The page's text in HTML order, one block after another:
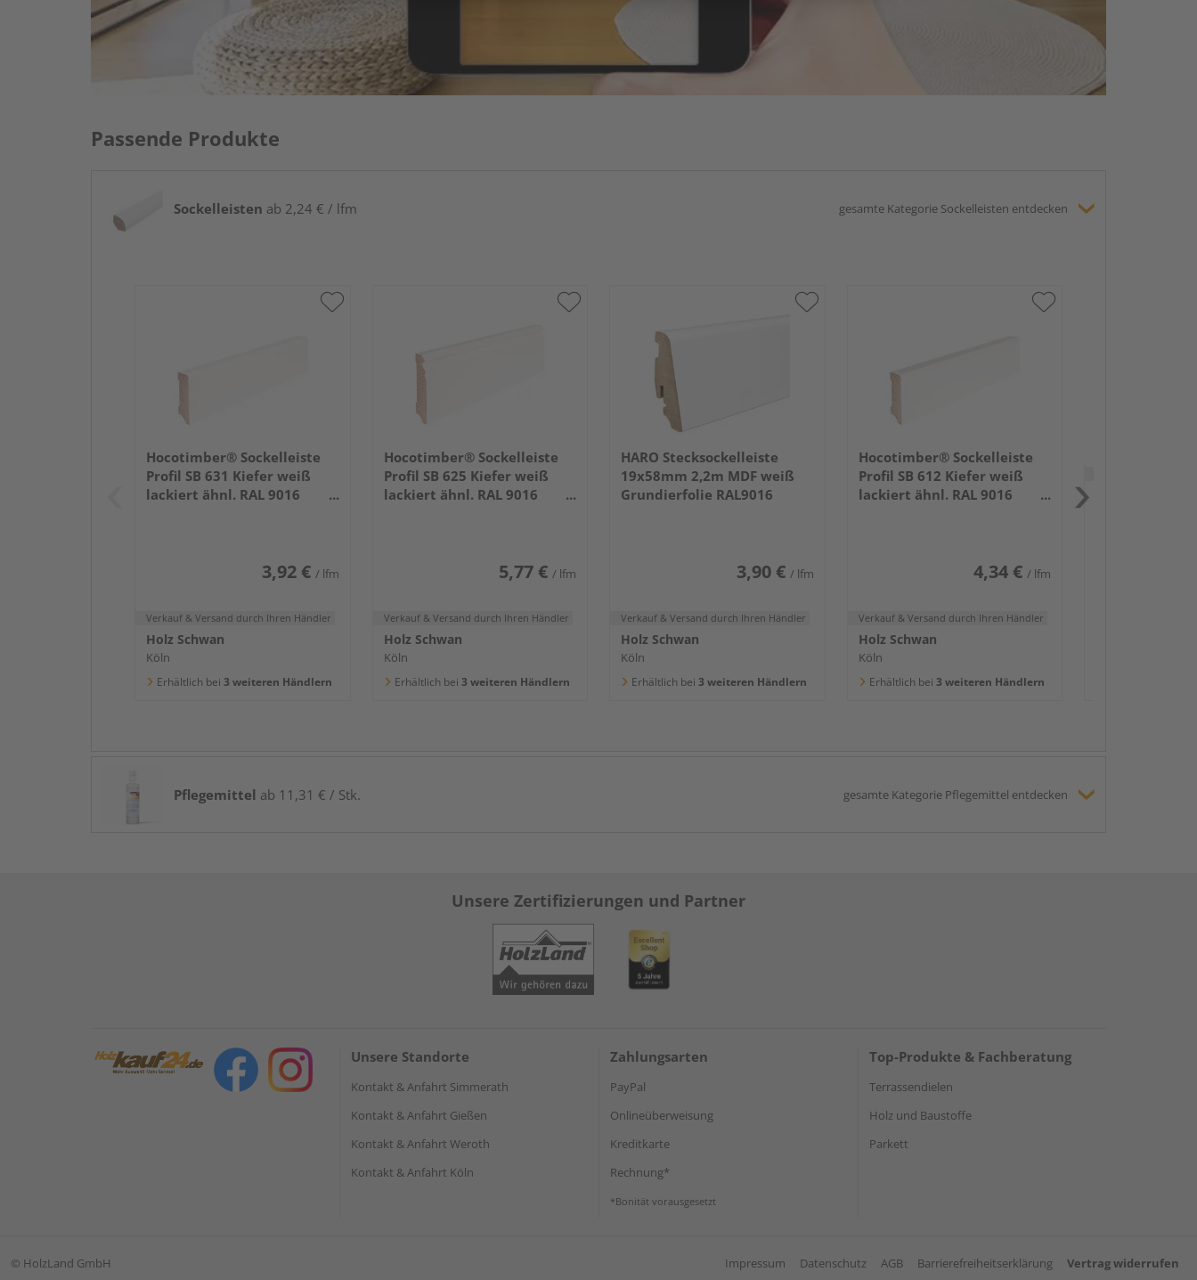
Passende Produkte
Sockelleisten ab 2,24 € / lfm gesamte Kategorie Sockelleisten entdecken
Hocotimber® Sockelleiste
Profil SB 631 Kiefer weiß
lackiert ähnl. RAL 9016
3,92 € / lfm
Verkauf & Versand durch Ihren Händler
Holz Schwan
Köln
Erhältlich bei 3 weiteren Händlern
Hocotimber® Sockelleiste
Profil SB 625 Kiefer weiß
lackiert ähnl. RAL 9016
5,77 € / lfm
Verkauf & Versand durch Ihren Händler
Holz Schwan
Köln
Erhältlich bei 3 weiteren Händlern
HARO Stecksockelleiste
19x58mm 2,2m MDF weiß
Grundierfolie RAL9016
3,90 € / lfm
Verkauf & Versand durch Ihren Händler
Holz Schwan
Köln
Erhältlich bei 3 weiteren Händlern
Hocotimber® Sockelleiste
Profil SB 612 Kiefer weiß
lackiert ähnl. RAL 9016
4,34 € / lfm
Verkauf & Versand durch Ihren Händler
Holz Schwan
Köln
Erhältlich bei 3 weiteren Händlern
Pflegemittel ab 11,31 € / Stk. gesamte Kategorie Pflegemittel entdecken
Unsere Zertifizierungen und Partner
Unsere Standorte
Kontakt & Anfahrt Simmerath
Kontakt & Anfahrt Gießen
Kontakt & Anfahrt Weroth
Kontakt & Anfahrt Köln
Zahlungsarten
PayPal
Onlineüberweisung
Kreditkarte
Rechnung*
*Bonität vorausgesetzt
Top-Produkte & Fachberatung
Terrassendielen
Holz und Baustoffe
Parkett
© HolzLand GmbH Impressum Datenschutz AGB Barrierefreiheitserklärung Vertrag widerrufen